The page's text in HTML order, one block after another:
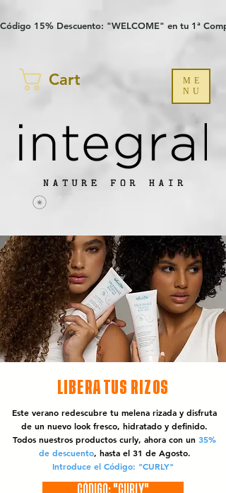
Código 15% Descuento: "WELCOME" en tu 1ª
Cart
ME
NU
LIBERA TUS RIZOS
Este verano redescubre tu melena rizada y disfruta
de un nuevo look fresco, hidratado y definido.
Todos nuestros productos curly, ahora con un 35%
de descuento, hasta el 31 de Agosto.
Introduce el Código: "CURLY"
CÓDIGO: "CURLY"